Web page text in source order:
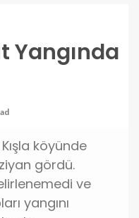
Yangında
köyünde
gördü.
ve
yangını